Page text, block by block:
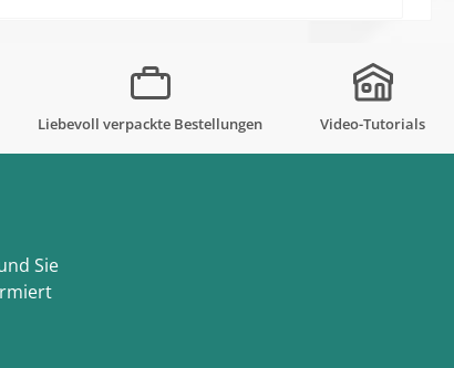
Liebevoll verpackte Bestellungen Video-Tutorials
Sie